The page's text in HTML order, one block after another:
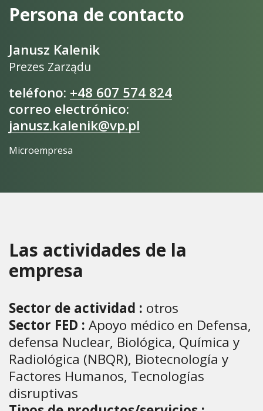
Persona de contacto
Janusz Kalenik
Prezes Zarządu
teléfono: +48 607 574 824
correo electrónico:
janusz.kalenik@vp.pl
Microempresa
Las actividades de la
empresa
Sector de actividad : otros
Sector FED : Apoyo médico en Defensa,
defensa Nuclear, Biológica, Química y
Radiológica (NBQR), Biotecnología y
Factores Humanos, Tecnologías
disruptivas